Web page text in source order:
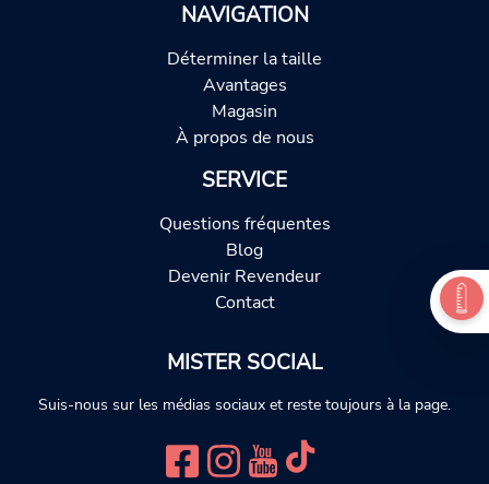
NAVIGATION
Déterminer la taille
Avantages
Magasin
À propos de nous
SERVICE
Questions fréquentes
Blog
Devenir Revendeur
Contact
MISTER SOCIAL
Suis-nous sur les médias sociaux et reste toujours à la page.